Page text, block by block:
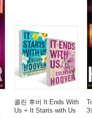
콜린 후버 It Ends With
Us + It Starts with Us
3